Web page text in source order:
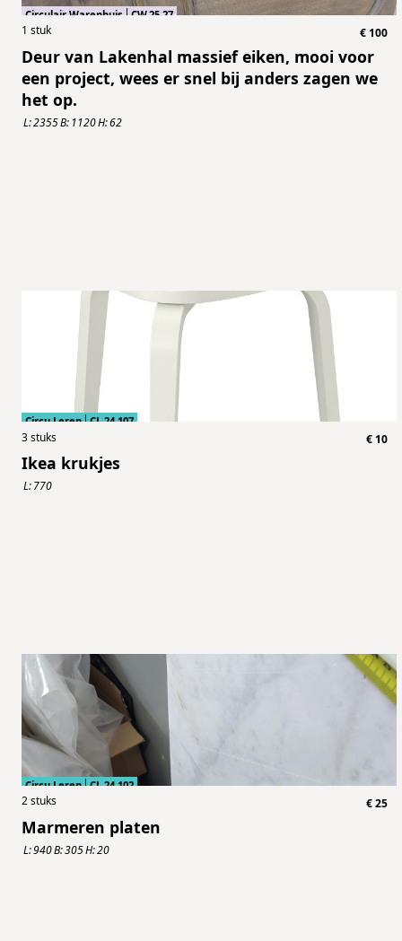
Triomf
Circulair Warenhuis CW.25.27
1 stuk € 100
Deur van Lakenhal massief eiken, mooi voor
een project, wees er snel bij anders zagen we
het op.
L:2355B: 1120H:62
Circu Leren CL.24.107
3stuks € 10
Ikea krukjes
L:770
Circu Leren CL.24.102
2stuks €25
Marmeren platen
L:940B:305H:20